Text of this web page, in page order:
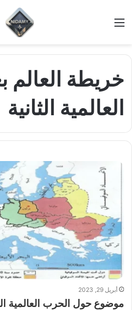
القائمة
خريطة العالم
العالمية الثانية
أبريل 29, 2023
موضوع حول الحرب العالمية